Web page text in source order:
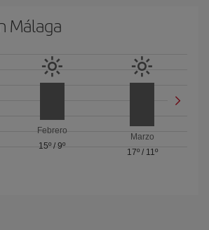
Málaga
Febrero
15º / 9º
Marzo
17º/ 11º